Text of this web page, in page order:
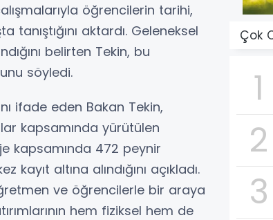
öğrencilerin tarihi,
aktardı. Geleneksel
belirten Tekin, bu
söyledi.
ifade eden Bakan Tekin,
kapsamında yürütülen
kapsamında 472 peynir
altına alındığını açıkladı.
ve öğrencilerle bir araya
hem fiziksel hem de
Çok
1
2
3